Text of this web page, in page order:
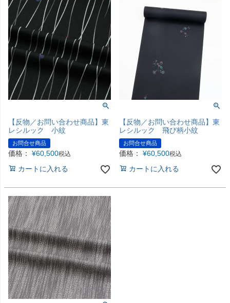
【反物／お問い合わせ商品】東
レシルック 小紋
お問合せ商品
価格： ¥60,500税込
カートに入れる
【反物／お問い合わせ商品】東
レシルック 飛び柄小紋
お問合せ商品
価格： ¥60,500税込
カートに入れる